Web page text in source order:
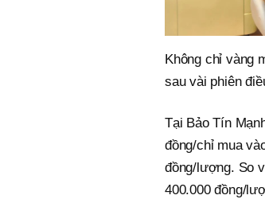
Không chỉ vàng
sau vài phiên
Tại Bảo Tín
đồng/chỉ mua
đồng/lượng. So
400.000 đồng/